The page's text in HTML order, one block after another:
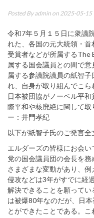
Posted Byadmin on 2025-05-15
令和7年５月１５日に衆議
れた、各国の元大統領・
受賞者などが所属するThe
属する国会議員との間で
属する参議院議員の紙智
れ、自身が取り組んでこら
日本被団協がノーベル平
際平和や核廃絶に関して
ー：井門孝紀
以下が紙智子氏のご発言全
エルダーズの皆様にお会
党の国会議員団の会長を
さまざまな変動があり、
侵攻などは3年がすでに経
解決できることを願って
は被爆80年なのだが、日
とができたことである。